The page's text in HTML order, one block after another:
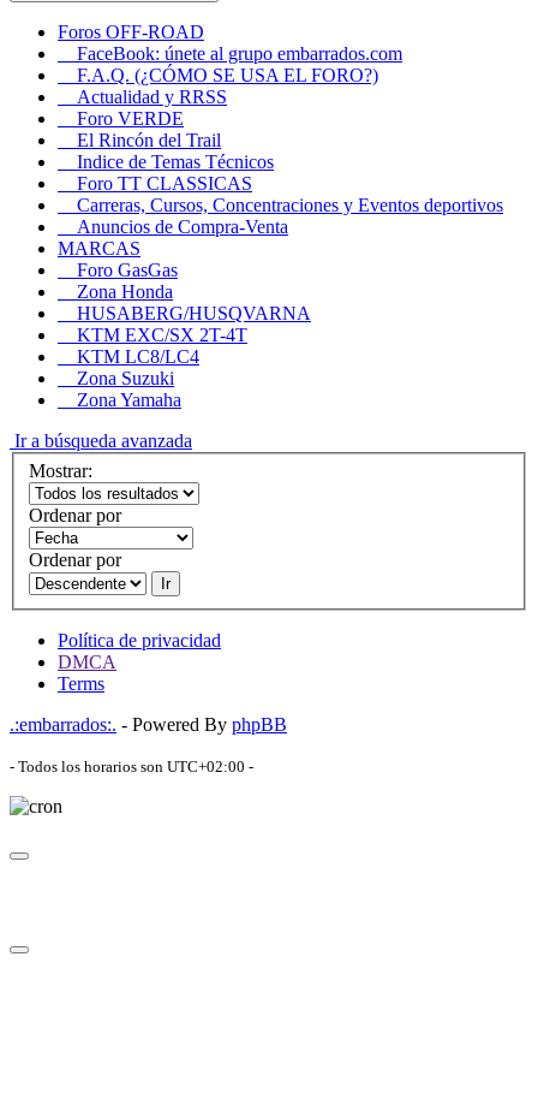
Foros OFF-ROAD
FaceBook: únete al grupo embarrados.com
F.A.Q. (¿CÓMO SE USA EL FORO?)
Actualidad y RRSS
Foro VERDE
El Rincón del Trail
Indice de Temas Técnicos
Foro TT CLASSICAS
Carreras, Cursos, Concentraciones y Eventos deportivos
Anuncios de Compra-Venta
MARCAS
Foro GasGas
Zona Honda
HUSABERG/HUSQVARNA
KTM EXC/SX 2T-4T
KTM LC8/LC4
Zona Suzuki
Zona Yamaha
Ir a búsqueda avanzada
Mostrar:
Ordenar por
Ordenar por
Ir
Política de privacidad
DMCA
Terms
.:embarrados:. - Powered By phpBB
- Todos los horarios son UTC+02:00 -